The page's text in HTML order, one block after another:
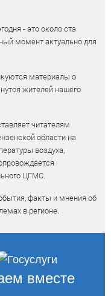
- это около ста
момент актуально для
материалы о
жителей нашего
читателям
области на
воздуха,
ЦГМС.
факты и мнения об
в регионе.
вместе